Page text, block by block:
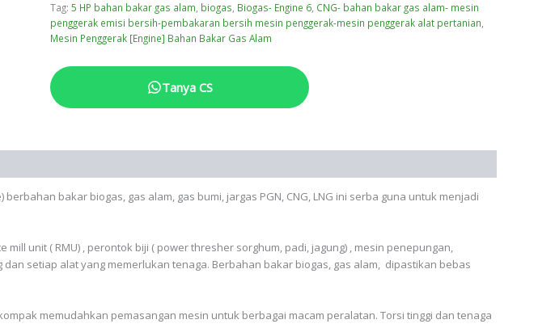
Tag: 5 HP bahan bakar gas alam biogas Biogas- Engine 6 CNG- bahan bakar gas alam- mesin
penggerak emisi bersih-pembakaran bersih mesin penggerak-mesin penggerak alat pertanian
Mesin Penggerak [Engine] Bahan Bakar Gas Alam
Tanya CS
bakar biogas, gas alam, gas bumi, jargas PGN, CNG, LNG ini serba guna untuk menjadi
unit ( RMU) , perontok biji ( power thresher sorghum, padi, jagung) , mesin penepungan,
setiap alat yang memerlukan tenaga. Berbahan bakar biogas, gas alam, dipastikan bebas
memudahkan pemasangan mesin untuk berbagai macam peralatan. Torsi tinggi dan tenaga